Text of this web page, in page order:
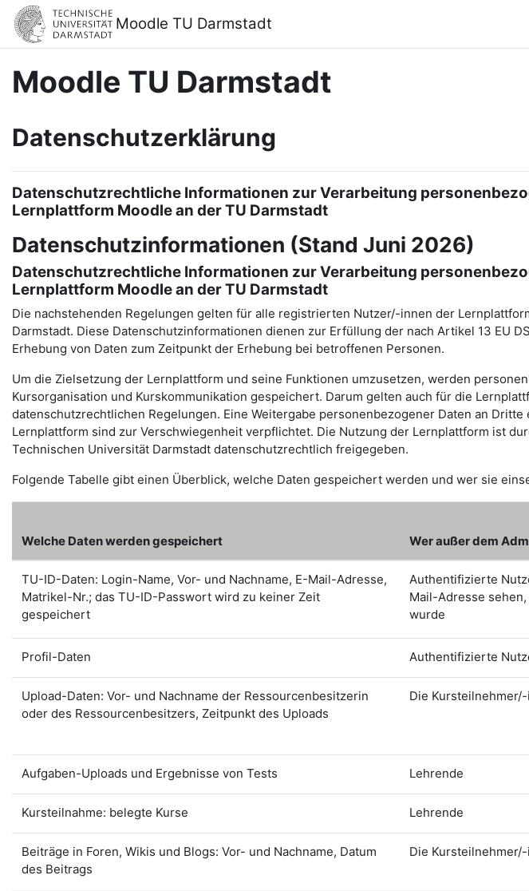
Zum Hauptinhalt
Moodle TU Darmstadt
Moodle TU Darmstadt
Datenschutzerklärung
Datenschutzrechtliche Informationen zur Verarbeitung
Lernplattform Moodle an der TU Darmstadt
Datenschutzinformationen (Stand Juni 2026)
Datenschutzrechtliche Informationen zur Verarbeitung
Lernplattform Moodle an der TU Darmstadt
Die nachstehenden Regelungen gelten für alle registrierten Nutzer/-innen der
Darmstadt. Diese Datenschutzinformationen dienen zur Erfüllung der nach Artikel 13 EU
Erhebung von Daten zum Zeitpunkt der Erhebung bei betroffenen Personen.
Um die Zielsetzung der Lernplattform und seine Funktionen umzusetzen, werden
Kursorganisation und Kurskommunikation gespeichert. Darum gelten auch für die
datenschutzrechtlichen Regelungen. Eine Weitergabe personenbezogener Daten an
Lernplattform sind zur Verschwiegenheit verpflichtet. Die Nutzung der Lernplattform ist
Technischen Universität Darmstadt datenschutzrechtlich freigegeben.
Folgende Tabelle gibt einen Überblick, welche Daten gespeichert werden und wer sie
Welche Daten werden gespeichert Wer außer dem
TU-ID-Daten: Login-Name, Vor- und Nachname, E-Mail-Adresse,
Matrikel-Nr.; das TU-ID-Passwort wird zu keiner Zeit
gespeichert
Authentifizierte
Mail-Adresse
wurde
Profil-Daten Authentifizierte
Upload-Daten: Vor- und Nachname der Ressourcenbesitzerin
oder des Ressourcenbesitzers, Zeitpunkt des Uploads
Die
Aufgaben-Uploads und Ergebnisse von Tests Lehrende
Kursteilnahme: belegte Kurse Lehrende
Beiträge in Foren, Wikis und Blogs: Vor- und Nachname, Datum
des Beitrags
Die